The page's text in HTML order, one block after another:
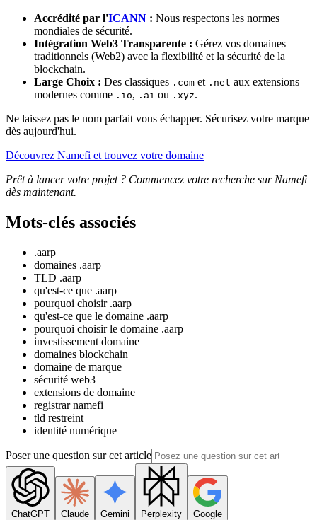
Accrédité par l'ICANN : Nous respectons les normes
mondiales de sécurité.
Intégration Web3 Transparente : Gérez vos domaines
traditionnels (Web2) avec la flexibilité et la sécurité de la
blockchain.
Large Choix : Des classiques .com et .net aux extensions
modernes comme .io, .ai ou .xyz.
Ne laissez pas le nom parfait vous échapper. Sécurisez votre marque
dès aujourd'hui.
Découvrez Namefi et trouvez votre domaine
Prêt à lancer votre projet ? Commencez votre recherche sur Namefi
dès maintenant.
Mots-clés associés
.aarp
domaines .aarp
TLD .aarp
qu'est-ce que .aarp
pourquoi choisir .aarp
qu'est-ce que le domaine .aarp
pourquoi choisir le domaine .aarp
investissement domaine
domaines blockchain
domaine de marque
sécurité web3
extensions de domaine
registrar namefi
tld restreint
identité numérique
Poser une question sur cet article
ChatGPT Claude Gemini Perplexity Google